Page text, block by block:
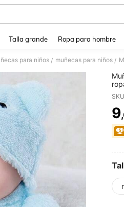
Talla grande Ropa para hombre
para niños / muñecas para niños /
9